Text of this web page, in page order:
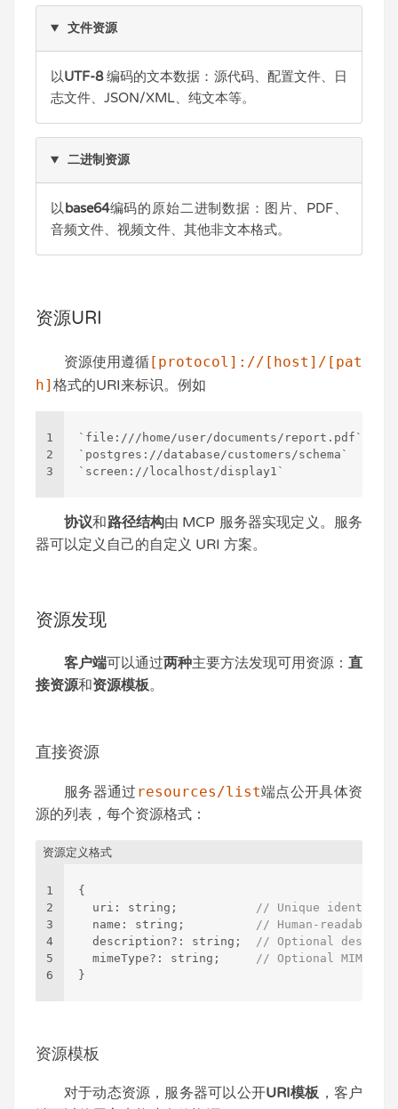
文件资源
以UTF-8编码的文本数据：源代码、配置文件、日
志文件、JSON/XML、纯文本等。
二进制资源
以base64编码的原始二进制数据：图片、PDF、
音频文件、视频文件、其他非文本格式。
资源URI
资源使用遵循 [protocol]://[host]/[pat
h] 格式的URI来标识。例如
1
2
3
`file:///home/user/documents/report.pdf`
`postgres://database/customers/schema`
`screen://localhost/display1`
协议和路径结构由 MCP 服务器实现定义。服务
器可以定义自己的自定义 URI 方案。
资源发现
客户端可以通过两种主要方法发现可用资源： 直
接资源和资源模板。
直接资源
服务器通过 resources/list端点公开具体资
源的列表，每个资源格式：
资源定义格式
1
2
3
4
5
6
{
  uri
: string; // Unique
  name
: string; // Human-readable
  description?
: string; // Optional
  mimeType?
: string; // Optional MIME
}
资源模板
对于动态资源，服务器可以公开URI模板，客户